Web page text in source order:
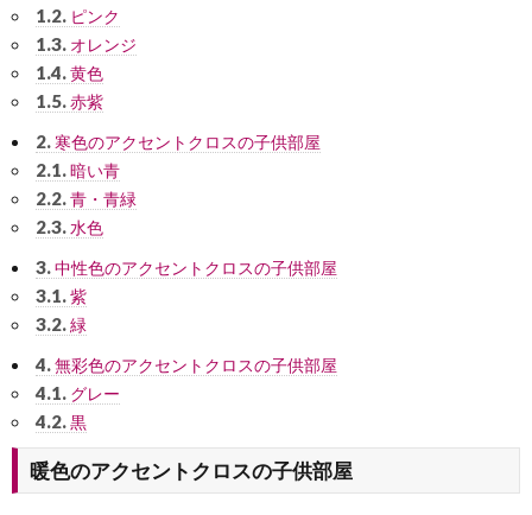
1.2. ピンク
1.3. オレンジ
1.4.黄色
1.5.赤紫
2. 寒色のアクセントクロスの子供部屋
2.1.暗い青
2.2.青・青緑
2.3.水色
3.中性色のアクセントクロスの子供部屋
3.1.紫
3.2.緑
4.無彩色のアクセントクロスの子供部屋
4.1. グレー
4.2.黒
暖色のアクセントクロスの子供部屋